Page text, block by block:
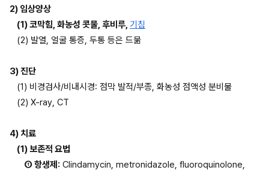
2) 임상양상
(1) 코막힘, 화농성 콧물, 후비루, 기침
(2) 발열, 얼굴 통증, 두통 등은 드묾
3) 진단
(1) 비경검사/비내시경: 점막 발적/부종, 화농성 점액성 분비물
(2) X-ray, CT
4) 치료
(1) 보존적 요법
① 항생제: Clindamycin, metronidazole, fluoroquinolone,